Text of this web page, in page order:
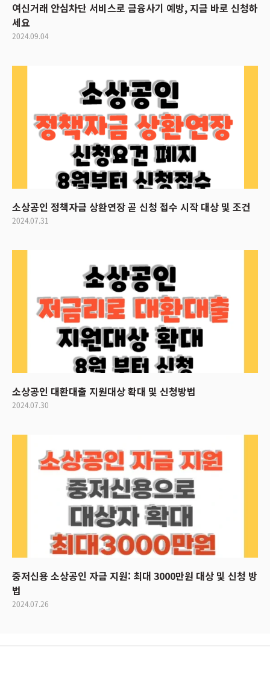
여신거래 안심차단 서비스로 금융사기 예방, 지금 바로 신청하
세요
2024.09.04
소상공인 정책자금 상환연장 곧 신청 접수 시작 대상 및 조건
2024.07.31
소상공인 대환대출 지원대상 확대 및 신청방법
2024.07.30
중저신용 소상공인 자금 지원: 최대 3000만원 대상 및 신청 방
법
2024.07.26